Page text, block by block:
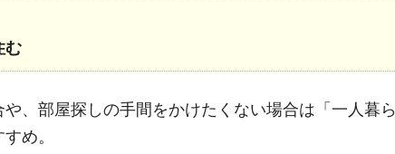
む
、部屋探しの手間をかけたくない場合は「一人暮ら
め。